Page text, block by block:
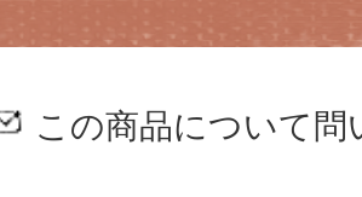
この商品について問